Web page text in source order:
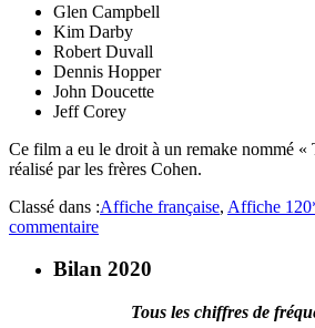
Glen Campbell
Kim Darby
Robert Duvall
Dennis Hopper
John Doucette
Jeff Corey
Ce film a eu le droit à un remake nommé
réalisé par les frères Cohen.
Classé dans :Affiche française, Affiche
commentaire
Bilan 2020
Tous les chiffres de